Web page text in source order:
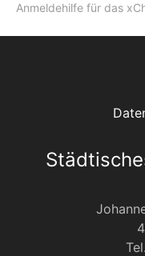
Anmeldehilfe für das